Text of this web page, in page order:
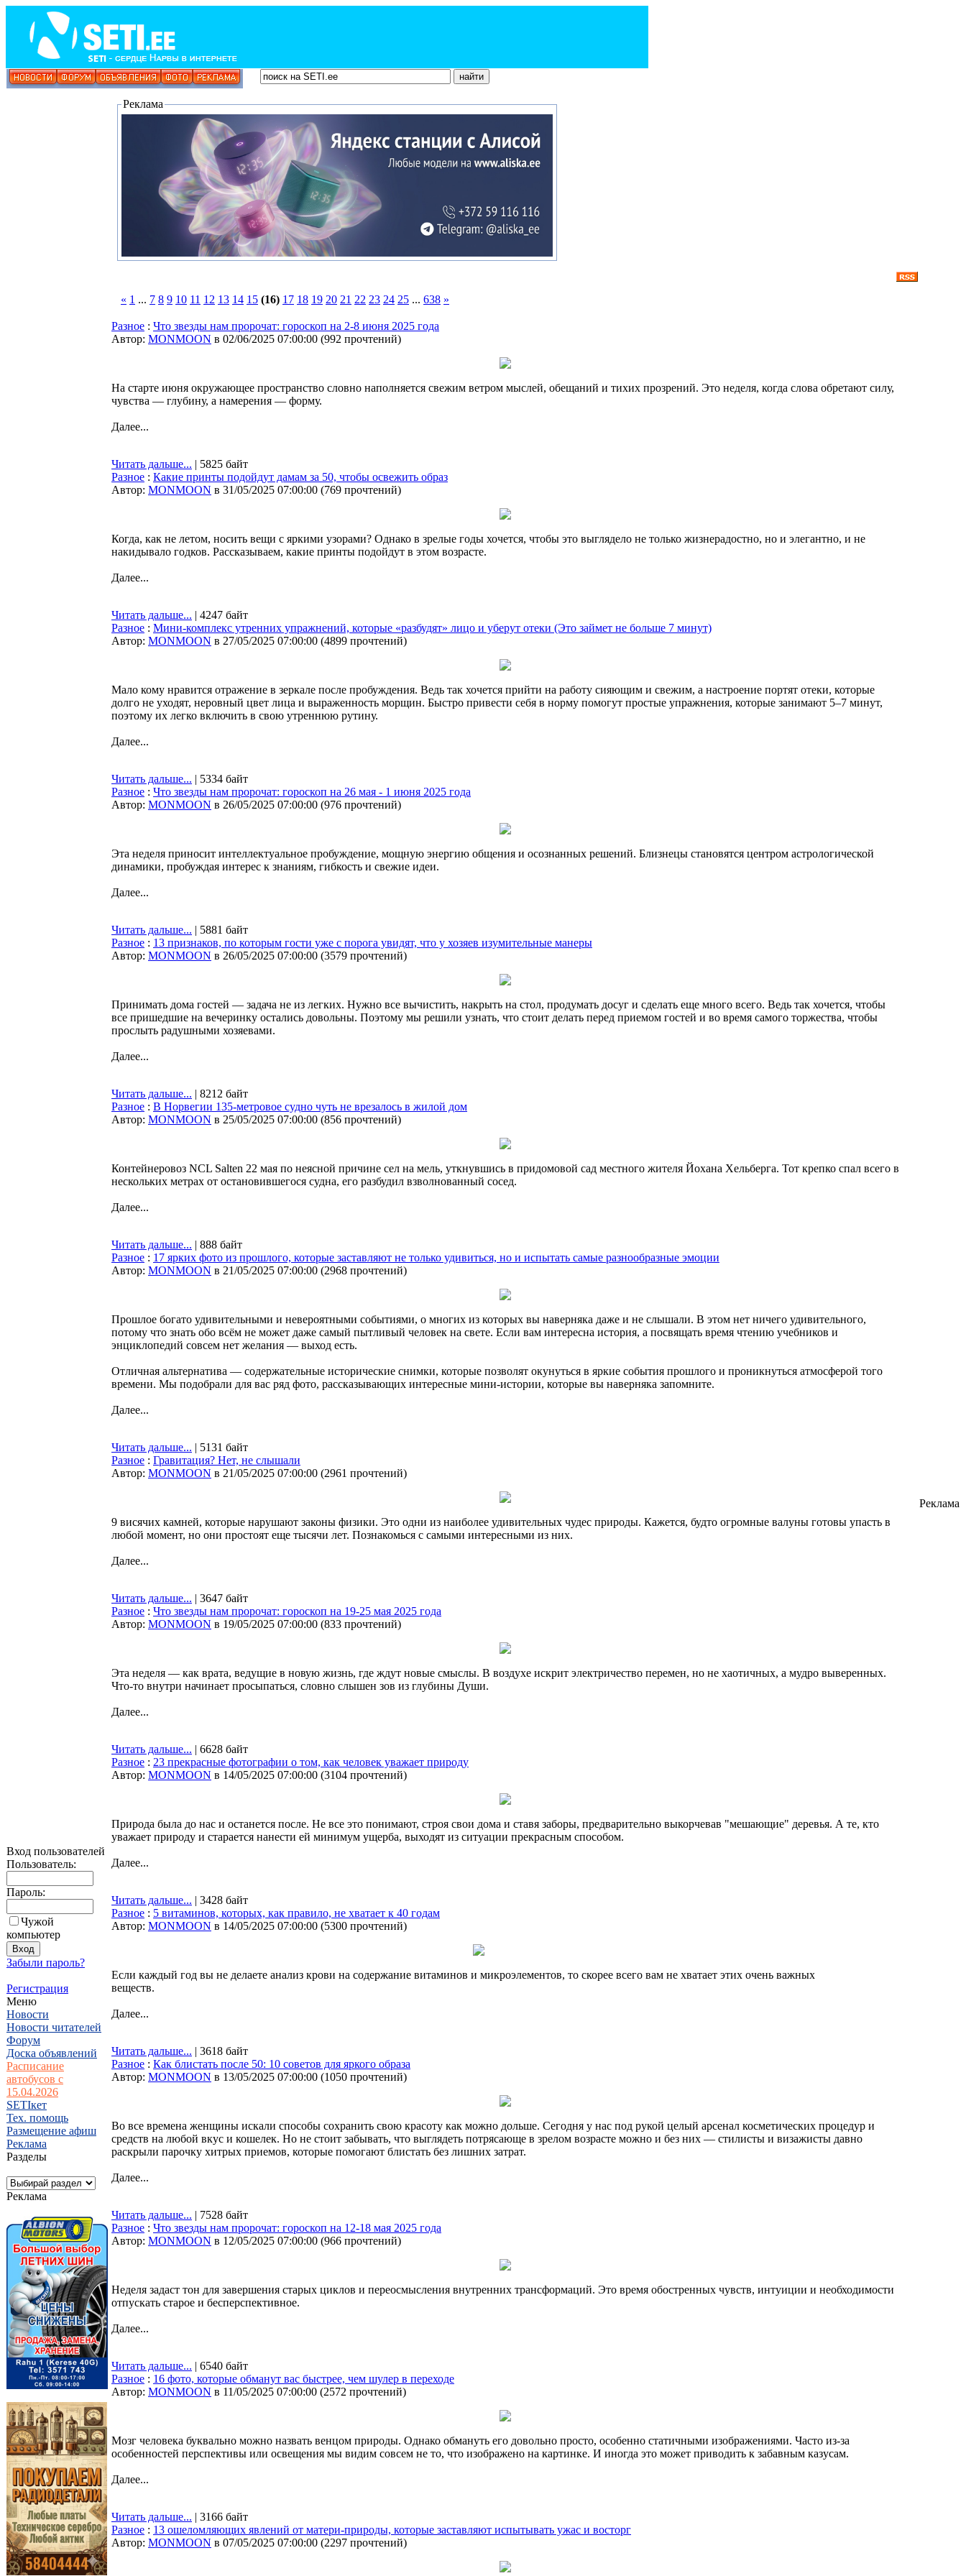
Вход пользователей
Пользователь:
Пароль:
Чужой
компьютер
Забыли пароль?
Регистрация
Меню
Новости
Новости читателей
Форум
Доска объявлений
Расписание
автобусов с
15.04.2026
SETIкет
Тех. помощь
Размещение афиш
Реклама
Разделы
Реклама
Реклама
« 1 ... 7 8 9 10 11 12 13 14 15 (16) 17 18 19 20 21 22 23 24 25 ... 638 »
Разное : Что звезды нам пророчат: гороскоп на 2-8 июня 2025 года
Автор: MONMOON в 02/06/2025 07:00:00 (992 прочтений)
На старте июня окружающее пространство словно наполняется свежим ветром мыслей, обещаний и тихих прозрений. Это неделя, когда слова обретают силу,
чувства — глубину, а намерения — форму.
Далее...
Читать дальше... | 5825 байт
Разное : Какие принты подойдут дамам за 50, чтобы освежить образ
Автор: MONMOON в 31/05/2025 07:00:00 (769 прочтений)
Когда, как не летом, носить вещи с яркими узорами? Однако в зрелые годы хочется, чтобы это выглядело не только жизнерадостно, но и элегантно, и не
накидывало годков. Рассказываем, какие принты подойдут в этом возрасте.
Далее...
Читать дальше... | 4247 байт
Разное : Мини-комплекс утренних упражнений, которые «разбудят» лицо и уберут отеки (Это займет не больше 7 минут)
Автор: MONMOON в 27/05/2025 07:00:00 (4899 прочтений)
Мало кому нравится отражение в зеркале после пробуждения. Ведь так хочется прийти на работу сияющим и свежим, а настроение портят отеки, которые
долго не уходят, неровный цвет лица и выраженность морщин. Быстро привести себя в норму помогут простые упражнения, которые занимают 5–7 минут,
поэтому их легко включить в свою утреннюю рутину.
Далее...
Читать дальше... | 5334 байт
Разное : Что звезды нам пророчат: гороскоп на 26 мая - 1 июня 2025 года
Автор: MONMOON в 26/05/2025 07:00:00 (976 прочтений)
Эта неделя приносит интеллектуальное пробуждение, мощную энергию общения и осознанных решений. Близнецы становятся центром астрологической
динамики, пробуждая интерес к знаниям, гибкость и свежие идеи.
Далее...
Читать дальше... | 5881 байт
Разное : 13 признаков, по которым гости уже с порога увидят, что у хозяев изумительные манеры
Автор: MONMOON в 26/05/2025 07:00:00 (3579 прочтений)
Принимать дома гостей — задача не из легких. Нужно все вычистить, накрыть на стол, продумать досуг и сделать еще много всего. Ведь так хочется, чтобы
все пришедшие на вечеринку остались довольны. Поэтому мы решили узнать, что стоит делать перед приемом гостей и во время самого торжества, чтобы
прослыть радушными хозяевами.
Далее...
Читать дальше... | 8212 байт
Разное : В Норвегии 135-метровое судно чуть не врезалось в жилой дом
Автор: MONMOON в 25/05/2025 07:00:00 (856 прочтений)
Контейнеровоз NCL Salten 22 мая по неясной причине сел на мель, уткнувшись в придомовой сад местного жителя Йохана Хельберга. Тот крепко спал всего в
нескольких метрах от остановившегося судна, его разбудил взволнованный сосед.
Далее...
Читать дальше... | 888 байт
Разное : 17 ярких фото из прошлого, которые заставляют не только удивиться, но и испытать самые разнообразные эмоции
Автор: MONMOON в 21/05/2025 07:00:00 (2968 прочтений)
Прошлое богато удивительными и невероятными событиями, о многих из которых вы наверняка даже и не слышали. В этом нет ничего удивительного,
потому что знать обо всём не может даже самый пытливый человек на свете. Если вам интересна история, а посвящать время чтению учебников и
энциклопедий совсем нет желания — выход есть.
Отличная альтернатива — содержательные исторические снимки, которые позволят окунуться в яркие события прошлого и проникнуться атмосферой того
времени. Мы подобрали для вас ряд фото, рассказывающих интересные мини-истории, которые вы наверняка запомните.
Далее...
Читать дальше... | 5131 байт
Разное : Гравитация? Нет, не слышали
Автор: MONMOON в 21/05/2025 07:00:00 (2961 прочтений)
9 висячих камней, которые нарушают законы физики. Это одни из наиболее удивительных чудес природы. Кажется, будто огромные валуны готовы упасть в
любой момент, но они простоят еще тысячи лет. Познакомься с самыми интересными из них.
Далее...
Читать дальше... | 3647 байт
Разное : Что звезды нам пророчат: гороскоп на 19-25 мая 2025 года
Автор: MONMOON в 19/05/2025 07:00:00 (833 прочтений)
Эта неделя — как врата, ведущие в новую жизнь, где ждут новые смыслы. В воздухе искрит электричество перемен, но не хаотичных, а мудро выверенных.
Что-то внутри начинает просыпаться, словно слышен зов из глубины Души.
Далее...
Читать дальше... | 6628 байт
Разное : 23 прекрасные фотографии о том, как человек уважает природу
Автор: MONMOON в 14/05/2025 07:00:00 (3104 прочтений)
Природа была до нас и останется после. Не все это понимают, строя свои дома и ставя заборы, предварительно выкорчевав "мешающие" деревья. А те, кто
уважает природу и старается нанести ей минимум ущерба, выходят из ситуации прекрасным способом.
Далее...
Читать дальше... | 3428 байт
Разное : 5 витаминов, которых, как правило, не хватает к 40 годам
Автор: MONMOON в 14/05/2025 07:00:00 (5300 прочтений)
Если каждый год вы не делаете анализ крови на содержание витаминов и микроэлементов, то скорее всего вам не хватает этих очень важных
веществ.
Далее...
Читать дальше... | 3618 байт
Разное : Как блистать после 50: 10 советов для яркого образа
Автор: MONMOON в 13/05/2025 07:00:00 (1050 прочтений)
Во все времена женщины искали способы сохранить свою красоту как можно дольше. Сегодня у нас под рукой целый арсенал косметических процедур и
средств на любой вкус и кошелек. Но не стоит забывать, что выглядеть потрясающе в зрелом возрасте можно и без них — стилисты и визажисты давно
раскрыли парочку хитрых приемов, которые помогают блистать без лишних затрат.
Далее...
Читать дальше... | 7528 байт
Разное : Что звезды нам пророчат: гороскоп на 12-18 мая 2025 года
Автор: MONMOON в 12/05/2025 07:00:00 (966 прочтений)
Неделя задаст тон для завершения старых циклов и переосмысления внутренних трансформаций. Это время обостренных чувств, интуиции и необходимости
отпускать старое и бесперспективное.
Далее...
Читать дальше... | 6540 байт
Разное : 16 фото, которые обманут вас быстрее, чем шулер в переходе
Автор: MONMOON в 11/05/2025 07:00:00 (2572 прочтений)
Мозг человека буквально можно назвать венцом природы. Однако обмануть его довольно просто, особенно статичными изображениями. Часто из-за
особенностей перспективы или освещения мы видим совсем не то, что изображено на картинке. И иногда это может приводить к забавным казусам.
Далее...
Читать дальше... | 3166 байт
Разное : 13 ошеломляющих явлений от матери-природы, которые заставляют испытывать ужас и восторг
Автор: MONMOON в 07/05/2025 07:00:00 (2297 прочтений)
Реклама